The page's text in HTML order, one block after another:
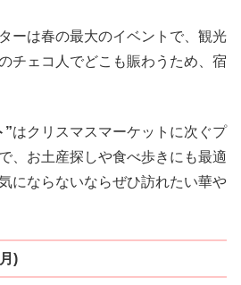
ーは春の最大のイベントで、観光
チェコ人でどこも賑わうため、宿
”はクリスマスマーケットに次ぐプ
、お土産探しや食べ歩きにも最適
にならないならぜひ訪れたい華や
)